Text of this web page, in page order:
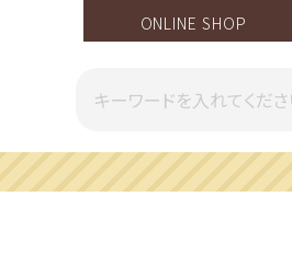
ONLINE SHOP